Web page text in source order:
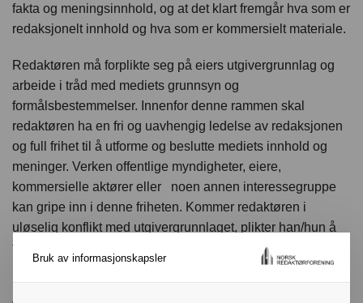
fakta og meningsinnhold, og at det klart fremgår hva som er
redaksjonelt innhold og hva som er kommersielt materiale.
Redaktøren må forplikte seg på eiers utgivergrunnlag og
arbeide i tråd med mediets grunnsyn og
formålsbestemmelser. Innenfor denne rammen skal
redaktøren ha en fri og uavhengig ledelse av redaksjonen
og full frihet til å utforme og beslutte mediets innhold og
meninger. Verken offentlige myndigheter, eiere,
kommersielle aktører eller noen annen interessegruppe
kan gripe inn i denne friheten. Kommer redaktøren i
uløselig konflikt med utgivergrunnlaget, plikter han/hun å
trekke seg fra sin stilling.
Redaktøren har det fulle ansvaret for redaksjonens
Bruk av informasjonskapsler